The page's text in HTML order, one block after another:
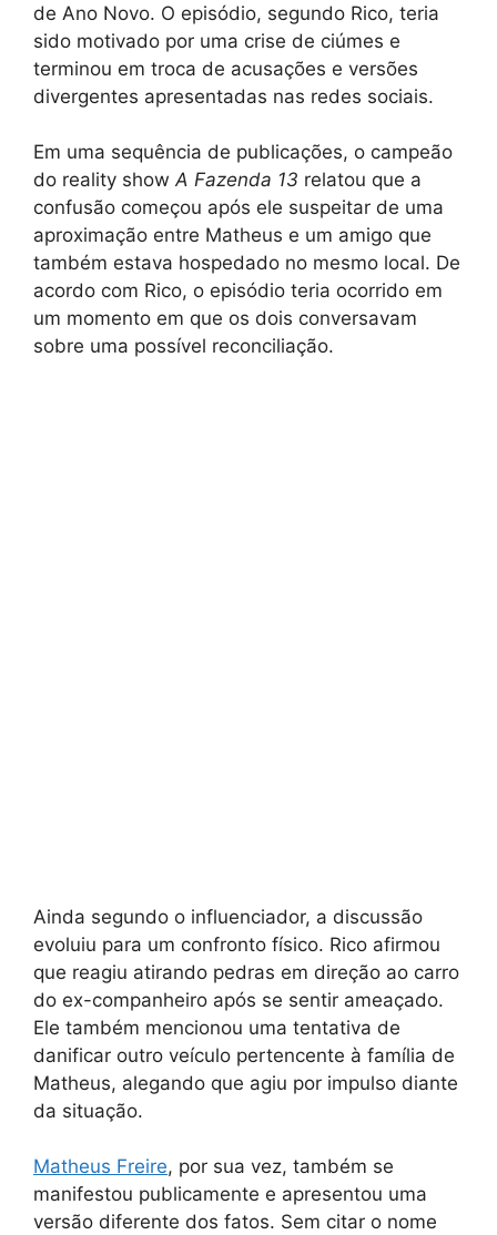
de Ano Novo. O episódio, segundo Rico, teria
sido motivado por uma crise de ciúmes e
terminou em troca de acusações e versões
divergentes apresentadas nas redes sociais.
Em uma sequência de publicações, o campeão
do reality showA Fazenda 13 relatou que a
confusão começou após ele suspeitar de uma
aproximação entre Matheus e um amigo que
também estava hospedado no mesmo local. De
acordo com Rico, o episódio teria ocorrido em
um momento em que os dois conversavam
sobre uma possível reconciliação.
Ainda segundo o influenciador, a discussão
evoluiu para um confronto físico. Rico afirmou
que reagiu atirando pedras em direção ao carro
do ex-companheiro após se sentir ameaçado.
Ele também mencionou uma tentativa de
danificar outro veículo pertencente à família de
Matheus, alegando que agiu por impulso diante
da situação.
Matheus Freire, por sua vez, também se
manifestou publicamente e apresentou uma
versão diferente dos fatos. Sem citar o nome